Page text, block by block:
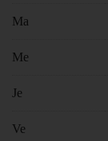
Ma
Me
Je
Ve